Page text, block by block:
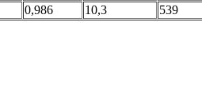
0,986 10,3 539